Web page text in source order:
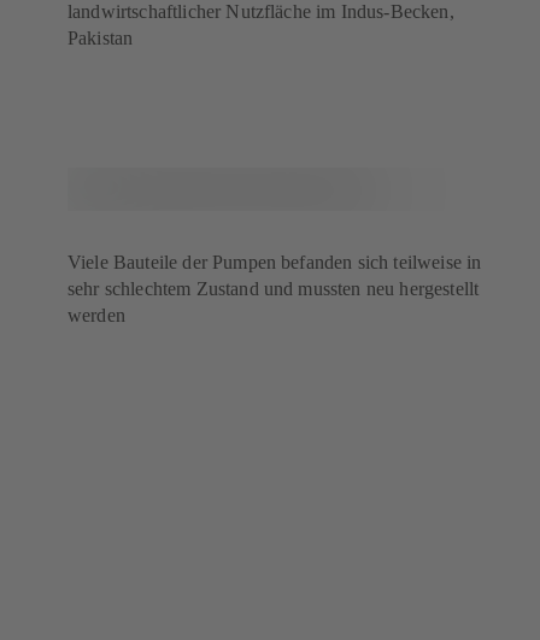
landwirtschaftlicher Nutzfläche im Indus-Becken,
Pakistan
Viele Bauteile der Pumpen befanden sich teilweise in
sehr schlechtem Zustand und mussten neu hergestellt
werden